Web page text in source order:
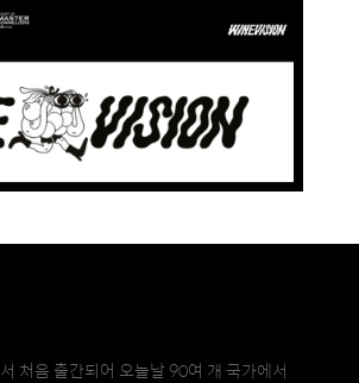
처음 출간되어 오늘날 90여 개 국가에서